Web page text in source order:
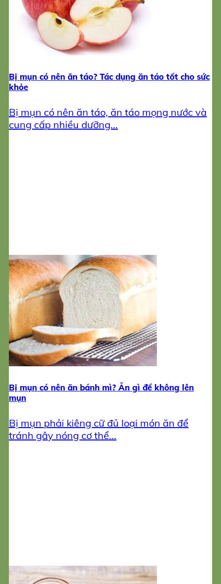
Bị mụn có nên ăn táo? Tác dụng ăn táo tốt cho sức
khỏe
Bị mụn có nên ăn táo, ăn táo mọng nước và
cung cấp nhiều dưỡng...
Bị mụn có nên ăn bánh mì? Ăn gì để không lên
mụn
Bị mụn phải kiêng cữ đủ loại món ăn để
tránh gây nóng cơ thể...